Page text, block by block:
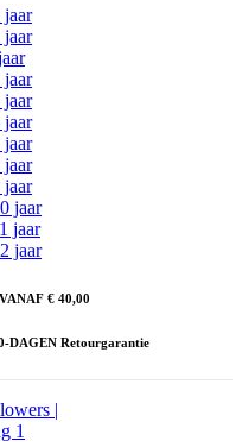
jaar
jaar
jaar
jaar
jaar
jaar
jaar
jaar
jaar
jaar
jaar
€ 40,00
DAGEN Retourgarantie